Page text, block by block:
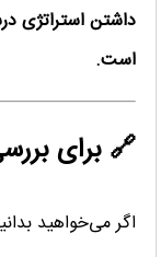
داشتن استراتژی
است.
🔗 برای
اگر می‌خواهید